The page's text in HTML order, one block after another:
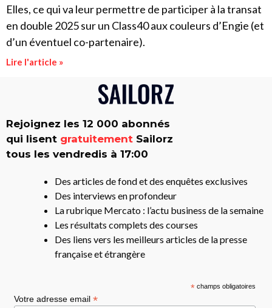
Elles, ce qui va leur permettre de participer à la transat
en double 2025 sur un Class40 aux couleurs d’Engie (et
d’un éventuel co-partenaire).
Lire l'article »
Rejoignez les 12 000 abonnés
qui lisent gratuitement Sailorz
tous les vendredis à 17:00
Des articles de fond et des enquêtes exclusives
Des interviews en profondeur
La rubrique Mercato : l’actu business de la semaine
Les résultats complets des courses
Des liens vers les meilleurs articles de la presse
française et étrangère
* champs obligatoires
Votre adresse email *